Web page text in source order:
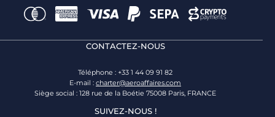
CONTACTEZ-NOUS
Téléphone : +33 1 44 09 91 82
E-mail : charter@aeroaffaires.com
Siège social : 128 rue de la Boétie 75008 Paris, FRANCE
SUIVEZ-NOUS !